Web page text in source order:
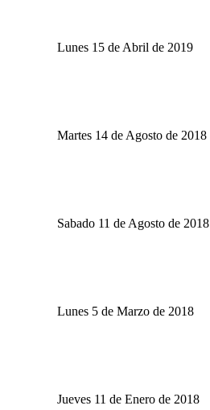
Lunes 15 de Abril de 2019
Martes 14 de Agosto de 2018
Sabado 11 de Agosto de 2018
Lunes 5 de Marzo de 2018
Jueves 11 de Enero de 2018